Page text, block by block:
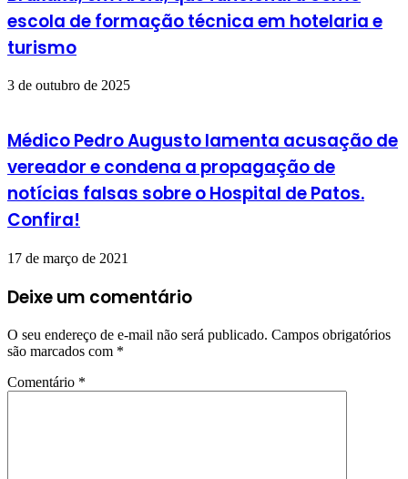
escola de formação técnica em hotelaria e
turismo
3 de outubro de 2025
Médico Pedro Augusto lamenta acusação de
vereador e condena a propagação de
notícias falsas sobre o Hospital de Patos.
Confira!
17 de março de 2021
Deixe um comentário
O seu endereço de e-mail não será publicado. Campos obrigatórios
são marcados com *
Comentário *